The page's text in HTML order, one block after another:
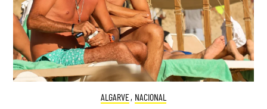
ALGARVE, NACIONAL